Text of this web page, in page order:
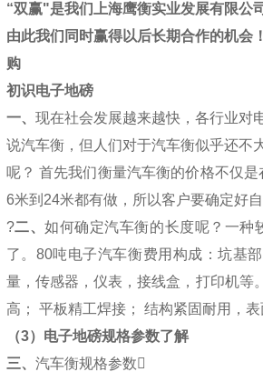
“双赢"是我们上海鹰衡实业发展有限公
由此我们同时赢得以后长期合作的机会
购
初识电子地磅
一、 现在社会发展越来越快，各行业对
说汽车衡，但人们对于汽车衡似乎还不
呢？ 首先我们衡量汽车衡的价格不仅是
6米到 24米都有做，所以客户要确定好
?二、如何确定汽车衡的长度呢？ 一种
了。 80吨电子汽车衡费用构成：坑基
量，传感器，仪表，接线盒，打印机等。
高；
平板精工焊接；
结构紧固耐用，表
（3）电子地磅规格参数了解
三、 汽车衡规格参数